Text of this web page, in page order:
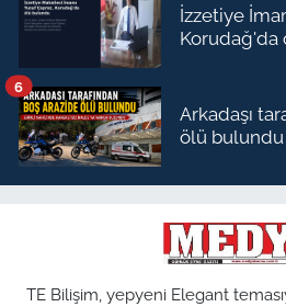
İzzetiye
Arkadaşı
ölü bulundu
6
TE Bilişim, yepyeni Elegant